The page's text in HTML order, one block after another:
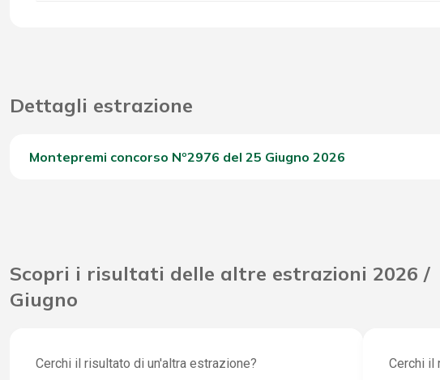
Dettagli estrazione
Montepremi concorso Nº2976 del 25 Giugno 2026
Scopri i risultati delle altre estrazioni 2026 /
Giugno
Cerchi il risultato di un'altra estrazione? Cerchi il